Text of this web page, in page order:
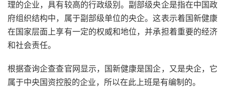
理的企业，具有较高的行政级别。副部级央企是指在中国政
府组织结构中，属于副部级单位的央企。这表示着国新健康
在国家层面上享有一定的权威和地位，并承担着重要的经济
和社会责任。
根据查询企查查官网显示，国新健康是国企，又是央企，它
属于中央国资控股的企业，所以在此上班是有编制的。